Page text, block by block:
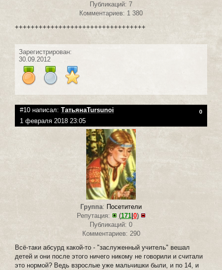
Публикаций: 7
Комментариев: 1 380
+++++++++++++++++++++++++++++++++
Зарегистрирован:
30.09.2012
#10 написал: ТатьянаTursunoi 0
1 февраля 2018 23:05
Группа: Посетители
Репутация:
(171| 0)
Публикаций: 0
Комментариев: 290
Всё-таки абсурд какой-то - "заслуженный учитель" вешал
детей и они после этого ничего никому не говорили и считали
это нормой? Ведь взрослые уже мальчишки были, и по 14, и